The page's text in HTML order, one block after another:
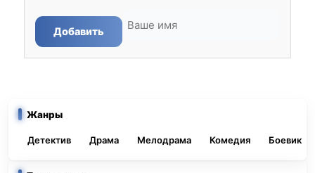
Добавить
Жанры
Детектив Драма Мелодрама Комедия Боевик